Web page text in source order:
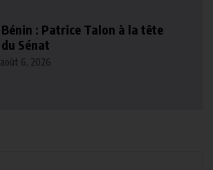
Bénin : Patrice Talon à la tête
du Sénat
août 6, 2026